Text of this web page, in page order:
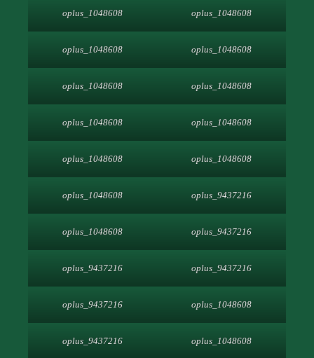
oplus_1048608 oplus_1048608
oplus_1048608 oplus_1048608
oplus_1048608 oplus_1048608
oplus_1048608 oplus_1048608
oplus_1048608 oplus_1048608
oplus_1048608 oplus_9437216
oplus_1048608 oplus_9437216
oplus_9437216 oplus_9437216
oplus_9437216 oplus_1048608
oplus_9437216 oplus_1048608